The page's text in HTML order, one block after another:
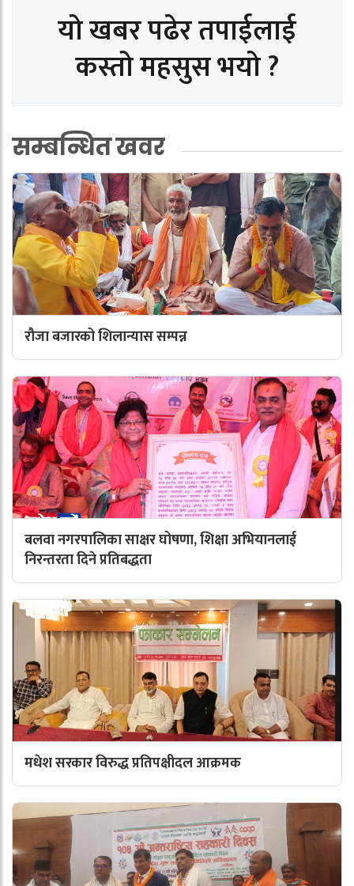
यो खबर पढेर तपाईलाई
कस्तो महसुस भयो ?
सम्बन्धित खवर
रौजा बजारको शिलान्यास सम्पन्न
बलवा नगरपालिका साक्षर घोषणा, शिक्षा अभियानलाई
निरन्तरता दिने प्रतिबद्धता
मधेश सरकार विरुद्ध प्रतिपक्षीदल आक्रमक